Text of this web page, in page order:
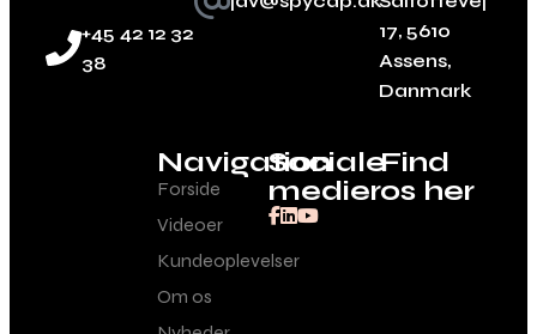
+45 42 12 32
38
17, 5610
Assens,
Danmark
Navigation
Forside
Videoer
Kundeoplevelser
Om os
Sociale
medier
Find
os her